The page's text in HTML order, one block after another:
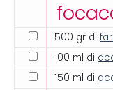
500 gr di
100 ml di
150 ml di